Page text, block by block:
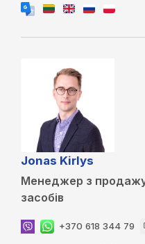
Jonas Kirlys
Менеджер з
засобів
+370 618 344 79